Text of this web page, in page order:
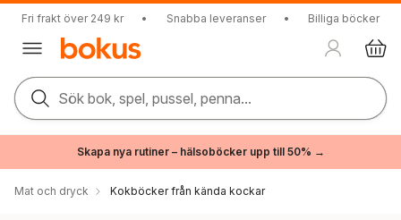
Fri frakt över 249 kr • Snabba leveranser • Billiga böcker
Sök bok, spel, pussel, penna...
Skapa nya rutiner – hälsoböcker upp till 50% →
Mat och dryck Kokböcker från kända kockar